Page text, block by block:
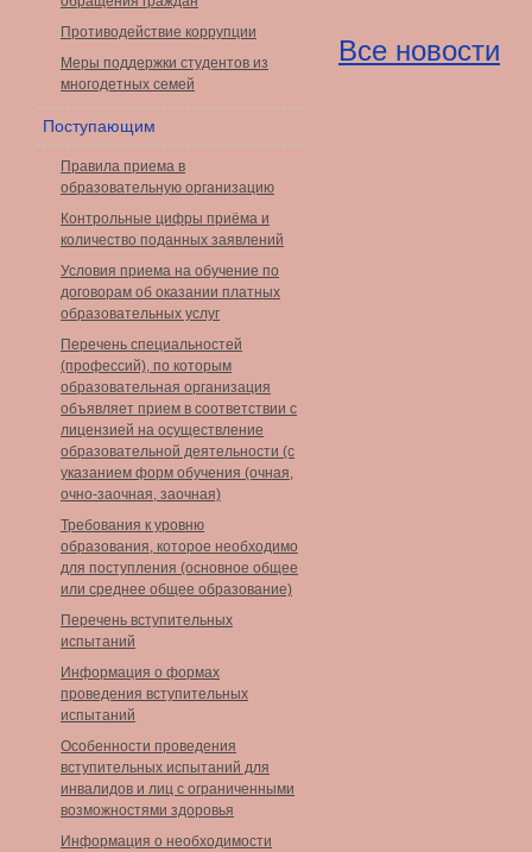
Противодействие коррупции
Меры поддержки студентов из
многодетных семей
Поступающим
Правила приема в
образовательную организацию
Контрольные цифры приёма и
количество поданных заявлений
Условия приема на обучение по
договорам об оказании платных
образовательных услуг
Перечень специальностей
(профессий), по которым
образовательная организация
объявляет прием в соответствии с
лицензией на осуществление
образовательной деятельности (с
указанием форм обучения (очная,
очно-заочная, заочная)
Требования к уровню
образования, которое необходимо
для поступления (основное общее
или среднее общее образование)
Перечень вступительных
испытаний
Информация о формах
проведения вступительных
испытаний
Особенности проведения
вступительных испытаний для
инвалидов и лиц с ограниченными
возможностями здоровья
Информация о необходимости
Все новости